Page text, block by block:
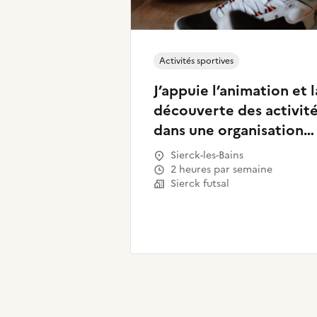
J’appuie l’animation et
découverte des
dans une organisation
sportive
Activités sportives
Sierck-les-Bains
2 heures par semaine
Sierck futsal